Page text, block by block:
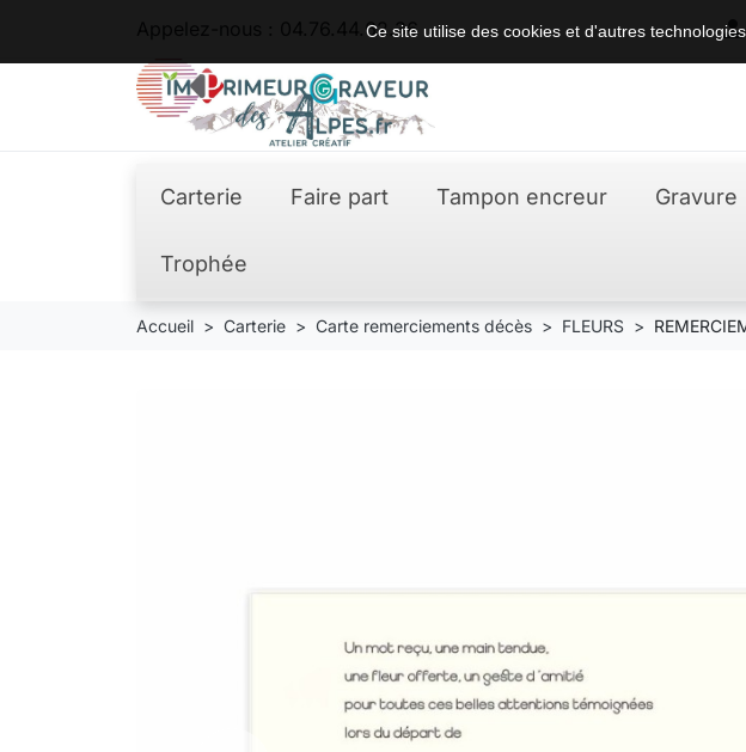
04.76.44.62.36 
Carterie Faire part Tampon encreur Gravure
Trophée
Accueil Carterie Carte remerciements décès FLEURS
Ce site utilise des cookies et d'autres